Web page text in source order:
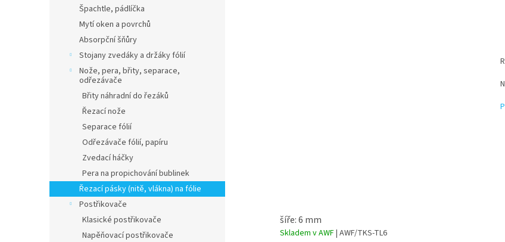
Špachtle, pádlíčka
Mytí oken a povrchů
Absorpční šňůry
Stojany zvedáky a držáky fólií
Nože, pera, břity, separace,
odřezávače
Břity náhradní do řezáků
Řezací nože
Separace fólií
Odřezávače fólií, papíru
Zvedací háčky
Pera na propichování bublinek
Řezací pásky (nitě, vlákna) na fólie
Postřikovače
Klasické postřikovače
Napěňovací postřikovače
šíře: 6 mm
Skladem v AWF| AWF/TKS-TL6